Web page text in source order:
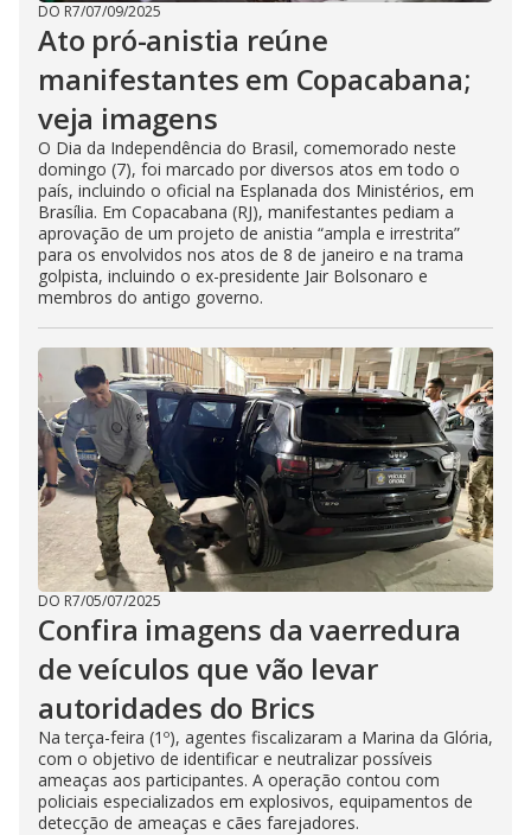
DO R7/07/09/2025
Ato pró-anistia reúne
manifestantes em Copacabana;
veja imagens
O Dia da Independência do Brasil, comemorado neste
domingo (7), foi marcado por diversos atos em todo o
país, incluindo o oficial na Esplanada dos Ministérios, em
Brasília. Em Copacabana (RJ), manifestantes pediam a
aprovação de um projeto de anistia “ampla e irrestrita”
para os envolvidos nos atos de 8 de janeiro e na trama
golpista, incluindo o ex-presidente Jair Bolsonaro e
membros do antigo governo.
DO R7/05/07/2025
Confira imagens da vaerredura
de veículos que vão levar
autoridades do Brics
Na terça-feira (1º), agentes fiscalizaram a Marina da Glória,
com o objetivo de identificar e neutralizar possíveis
ameaças aos participantes. A operação contou com
policiais especializados em explosivos, equipamentos de
detecção de ameaças e cães farejadores.